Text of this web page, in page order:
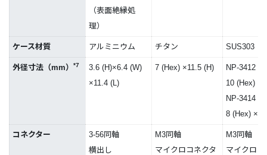
（表面絶縁処
理）
ケース材質 アルミニウム チタン SUS303
外径寸法（mm） *7
3.6 (H)×6.4 (W)
×11.4 (L)
7 (Hex) ×11.5 (H)
NP-3412：
10 (Hex)
NP-3414：
8 (Hex)
コネクター
3-56同軸
横出し
M3同軸
マイクロコネクタ
M3同軸
マイクロコ